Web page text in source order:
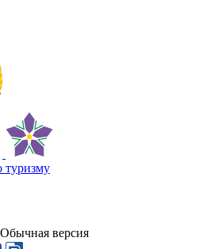
туризму
Обычная версия